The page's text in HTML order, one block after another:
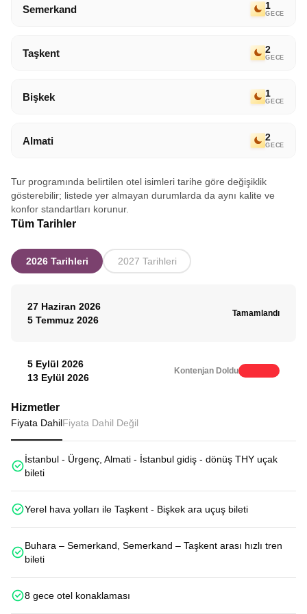
Semerkand 1
GECE
Taşkent 2
GECE
Bişkek 1
GECE
Almati 2
GECE
Tur programında belirtilen otel isimleri tarihe göre değişiklik
gösterebilir; listede yer almayan durumlarda da aynı kalite ve
konfor standartları korunur.
Tüm Tarihler
2026 Tarihleri 2027 Tarihleri
27 Haziran 2026
5 Temmuz 2026
Tamamlandı
5 Eylül 2026
13 Eylül 2026
Kontenjan Doldu
Hizmetler
Fiyata DahilFiyata Dahil Değil
İstanbul - Ürgenç, Almati - İstanbul gidiş - dönüş THY uçak
bileti
Yerel hava yolları ile Taşkent - Bişkek ara uçuş bileti
Buhara – Semerkand, Semerkand – Taşkent arası hızlı tren
bileti
8 gece otel konaklaması